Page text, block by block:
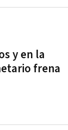
y en la
frena